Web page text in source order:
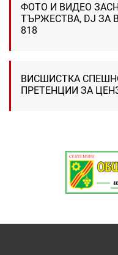
ФОТО И ВИДЕО
ТЪРЖЕСТВА, DJ ЗА
818
ВИСШИСТКА
ПРЕТЕНЦИИ ЗА